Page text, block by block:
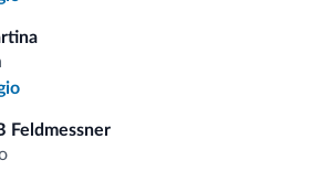
Feldmessner
Riceverai